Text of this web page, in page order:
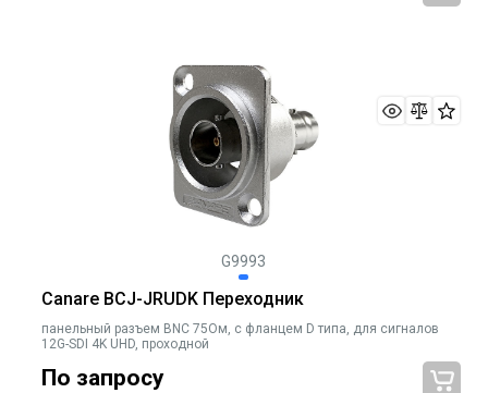
G9993
Canare BCJ-JRUDK Переходник
панельный разъем BNC 75Ом, с фланцем D типа, для сигналов
12G-SDI 4K UHD, проходной
По запросу